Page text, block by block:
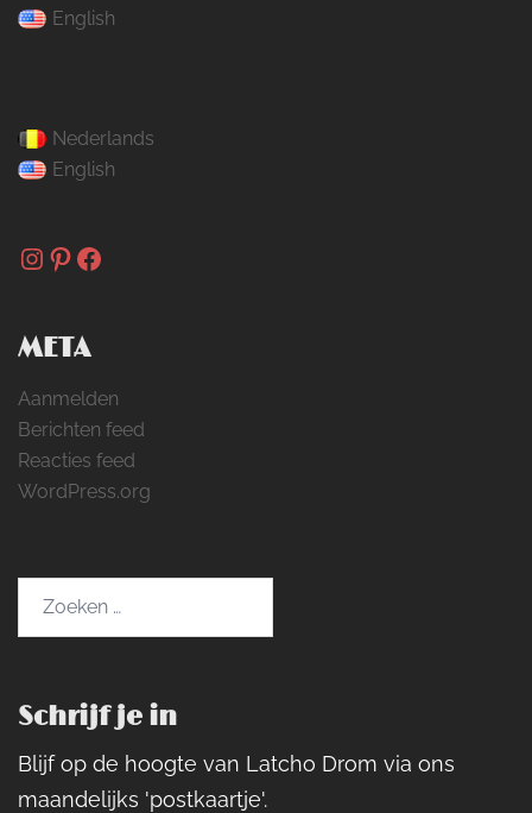
English
Nederlands
English
Instagram
Pinterest
Facebook
META
Aanmelden
Berichten feed
Reacties feed
WordPress.org
Schrijf je in
Blijf op de hoogte van Latcho Drom via ons
maandelijks 'postkaartje'.